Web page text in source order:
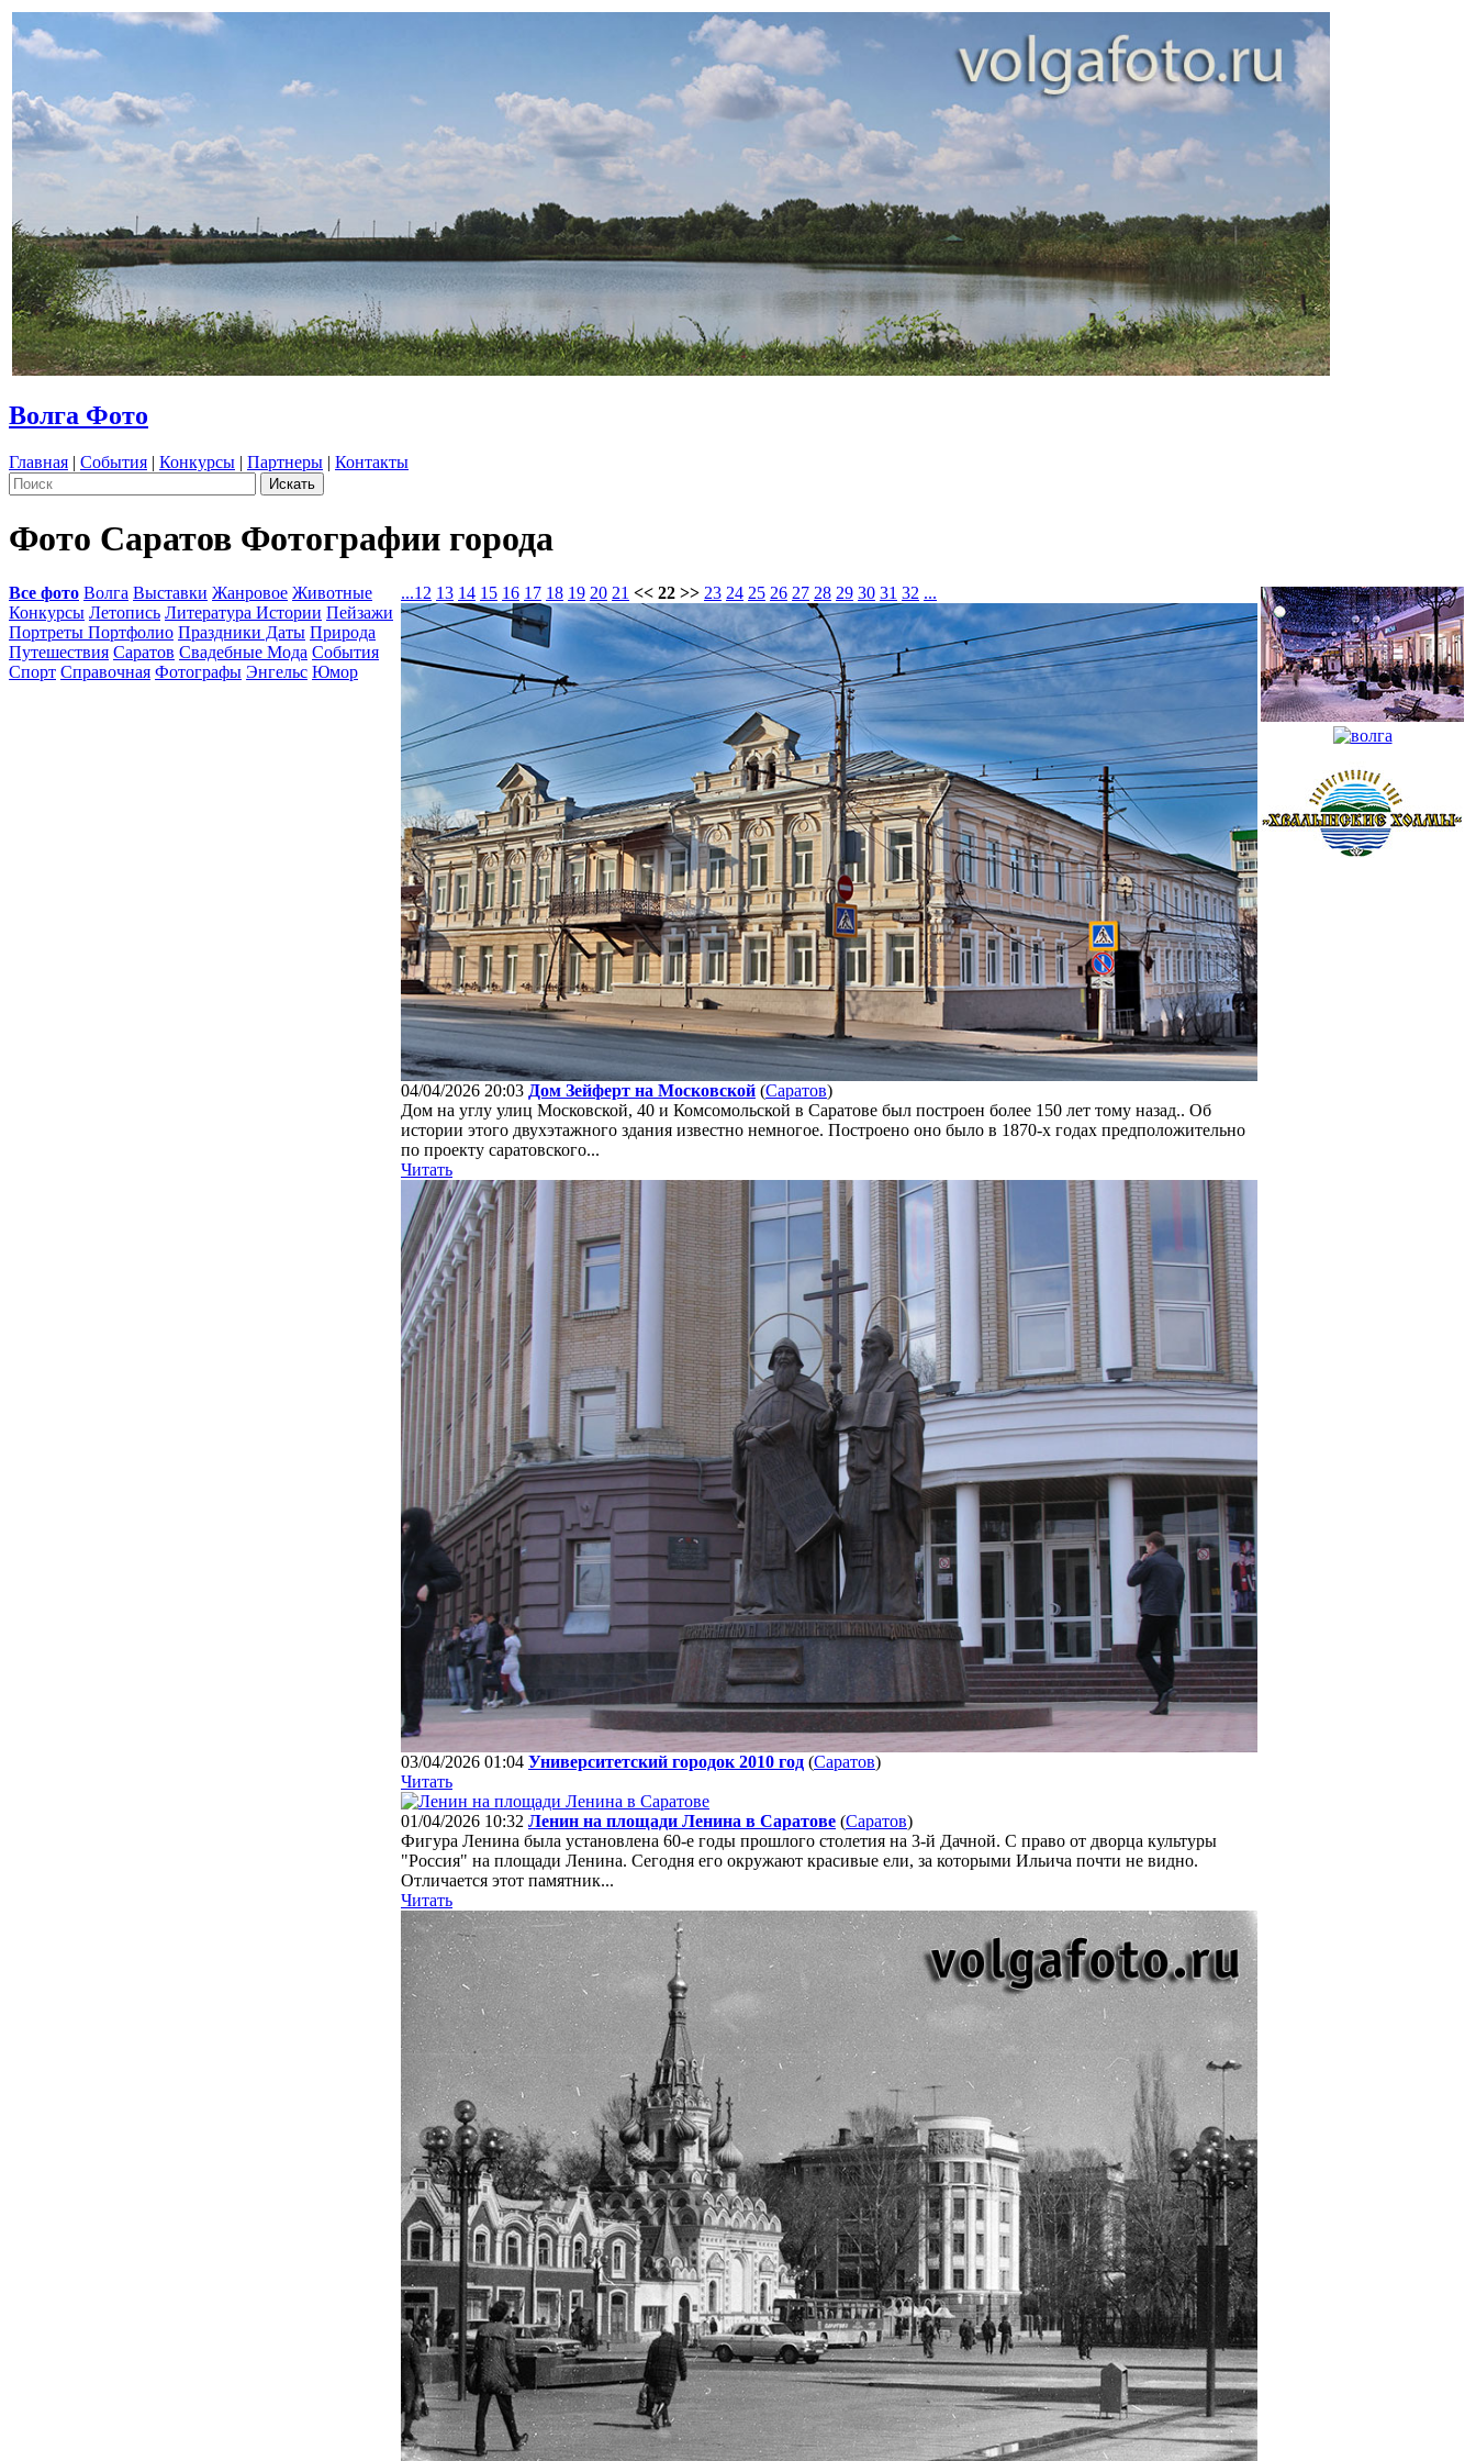
Волга Фото
Главная | События | Конкурсы | Партнеры | Контакты
Фото Саратов Фотографии города
Все фото Волга Выставки Жанровое Животные
Конкурсы Летопись Литература Истории Пейзажи
Портреты Портфолио Праздники Даты Природа
Путешествия Саратов Свадебные Мода События
Спорт Справочная Фотографы Энгельс Юмор
...12 13 14 15 16 17 18 19 20 21 << 22 >> 23 24 25 26 27 28 29 30 31 32 ...
04/04/2026 20:03 Дом Зейферт на Московской (Саратов)
Дом на углу улиц Московской, 40 и Комсомольской в Саратове был построен более 150 лет тому назад.. Об
истории этого двухэтажного здания известно немногое. Построено оно было в 1870-х годах предположительно
по проекту саратовского...
Читать
03/04/2026 01:04 Университетский городок 2010 год (Саратов)
Читать
01/04/2026 10:32 Ленин на площади Ленина в Саратове (Саратов)
Фигура Ленина была установлена 60-е годы прошлого столетия на 3-й Дачной. С право от дворца культуры
"Россия" на площади Ленина. Сегодня его окружают красивые ели, за которыми Ильича почти не видно.
Отличается этот памятник...
Читать